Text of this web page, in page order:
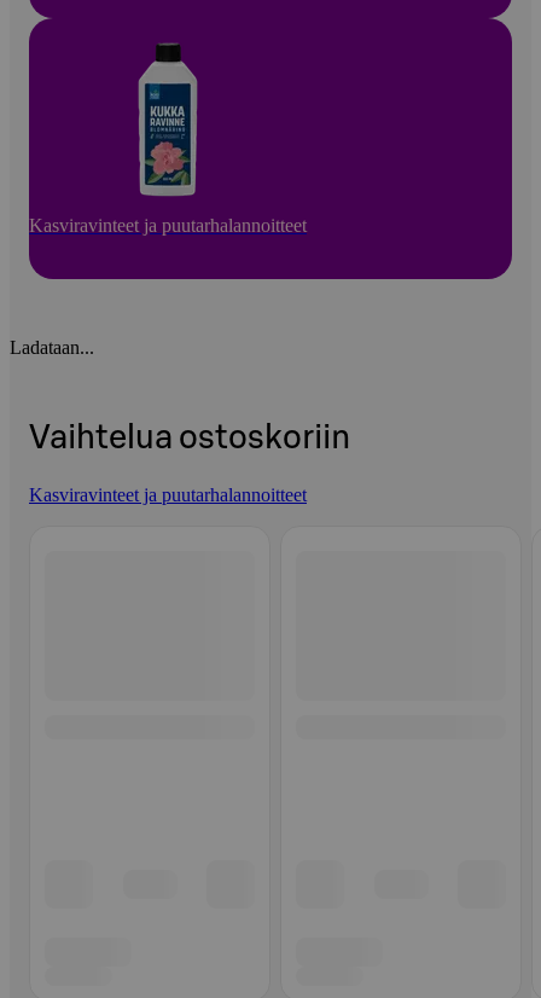
Kasviravinteet ja puutarhalannoitteet
Ladataan...
Vaihtelua ostoskoriin
Kasviravinteet ja puutarhalannoitteet